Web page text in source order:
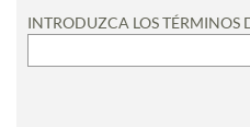
INTRODUZCA LOS TÉRMINOS